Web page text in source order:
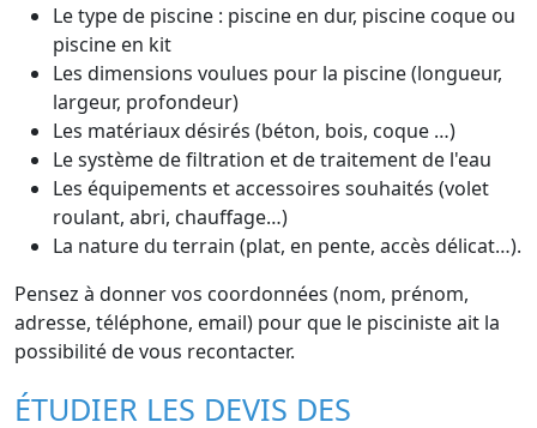
Le type de piscine : piscine en dur, piscine coque ou
piscine en kit
Les dimensions voulues pour la piscine (longueur,
largeur, profondeur)
Les matériaux désirés (béton, bois, coque …)
Le système de filtration et de traitement de l'eau
Les équipements et accessoires souhaités (volet
roulant, abri, chauffage…)
La nature du terrain (plat, en pente, accès délicat…).
Pensez à donner vos coordonnées (nom, prénom,
adresse, téléphone, email) pour que le pisciniste ait la
possibilité de vous recontacter.
ÉTUDIER LES DEVIS DES